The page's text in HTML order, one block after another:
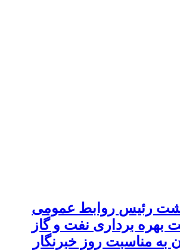
رئیس روابط عمومی
بهره برداری نفت و گاز
به مناسبت روز خبرنگار